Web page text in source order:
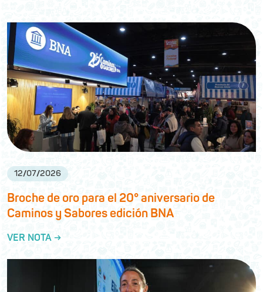
12/07/2026
Broche de oro para el 20° aniversario de
Caminos y Sabores edición BNA
VER NOTA →